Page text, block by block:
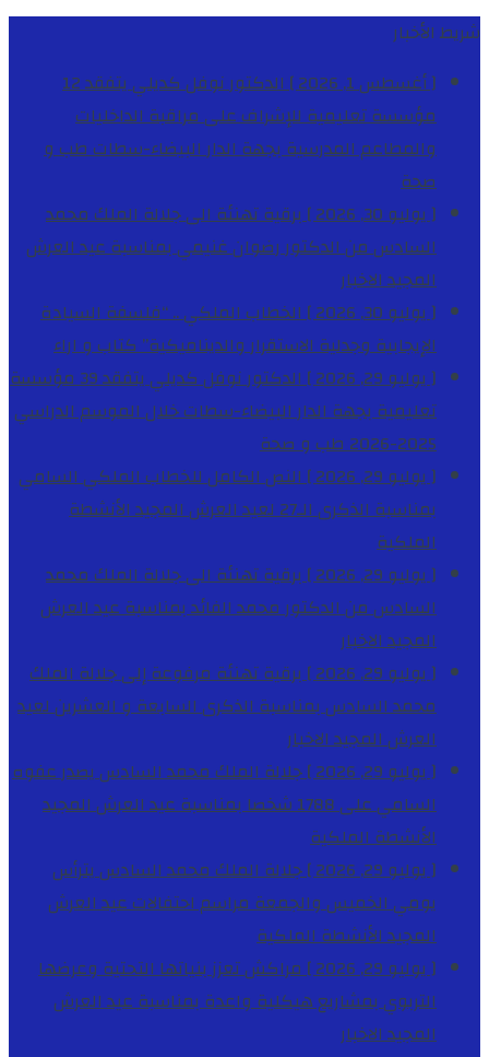
شريط الأخبار
[ أغسطس 1, 2026 ]
الدكتور نوفل كديلي يتفقد 12
مؤسسة تعليمية للإشراف على مراقبة الداخليات
والمطاعم المدرسية بجهة الدار البيضاء-سطاتطب و
صحة
[ يوليو 30, 2026 ]
برقية تهنئة الى جلالة الملك محمد
السادس من الدكتور رضوان غنيمي بمناسبة عيد العرش
المجيدالاخبار
[ يوليو 30, 2026 ]
الخطاب الملكي .. “فلسفة السيادة
الإيجابية وجدلية الاستقرار والديناميكية”كتاب و اراء
[ يوليو 29, 2026 ]
الدكتور نوفل كديلي يتفقد 39 مؤسسة
تعليمية بجهة الدار البيضاء-سطات خلال الموسم الدراسي
2025-2026
طب و صحة
[ يوليو 29, 2026 ]
النص الكامل للخطاب الملكي السامي
بمناسبة الذكرى الـ27 لعيد العرش المجيد
الأنشطة
الملكية
[ يوليو 29, 2026 ]
برقية تهنئة الى جلالة الملك محمد
السادس من الدكتور محمد الفائد بمناسبة عيد العرش
المجيدالاخبار
[ يوليو 29, 2026 ]
برقية تهنئة مرفوعة إلى جلالة الملك
محمد السادس بمناسبة الذكرى السابعة و العشرين لعيد
العرش المجيدالاخبار
[ يوليو 29, 2026 ]
جلالة الملك محمد السادس يصدر عفوه
السامي على 1788 شخصا بمناسبة عيد العرش المجيد
الأنشطة الملكية
[ يوليو 29, 2026 ]
جلالة الملك محمد السادس يترأس
يومي الخميس والجمعة مراسم احتفالات عيد العرش
المجيدالأنشطة الملكية
[ يوليو 29, 2026 ]
مراكش تعزز بنياتها التحتية وعرضها
التربوي بمشاريع هيكلية واعدة بمناسبة عيد العرش
المجيدالاخبار